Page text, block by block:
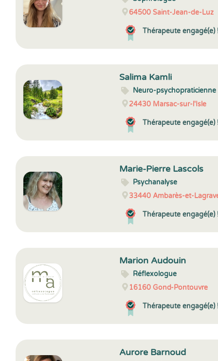
64500 Saint-Jean-de-Luz
Thérapeute engagé(e)
Salima Kamli
Neuro-psychopraticienne
24430 Marsac-sur-l'Isle
Thérapeute engagé(e)
Marie-Pierre Lascols
Psychanalyse
33440 Ambarès-et-
Thérapeute engagé(e)
Marion Audouin
Réflexologue
16160Gond-Pontouvre
Thérapeute engagé(e)
Aurore Barnoud